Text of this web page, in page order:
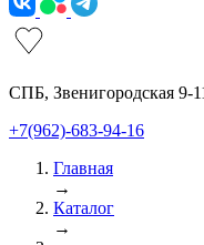
СПБ, Звенигородская 9-
+7(962)-683-94-16
Главная
→
Каталог
→